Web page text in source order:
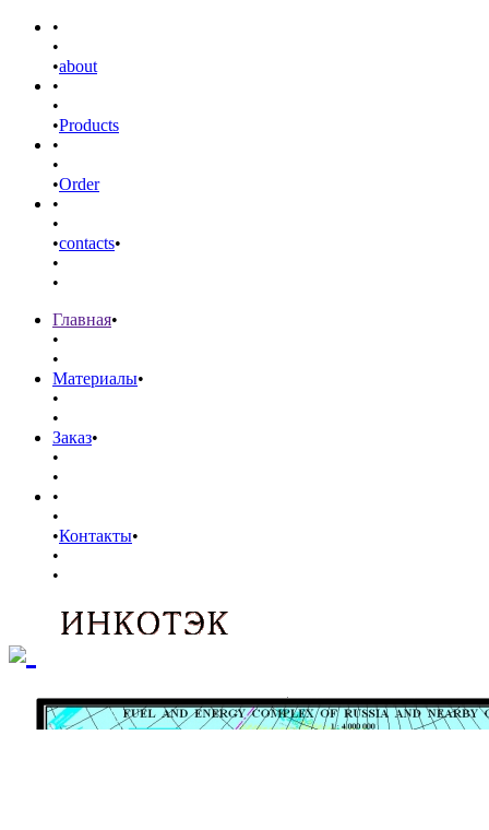
•
•
•about
•
•
•Products
•
•
•Order
•
•
•contacts•
•
•
Главная•
•
•
Материалы•
•
•
Заказ•
•
•
•
•
•Контакты•
•
•